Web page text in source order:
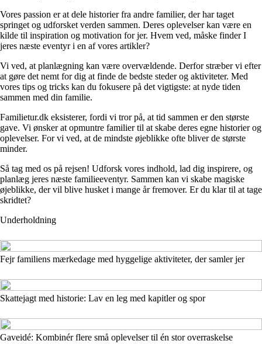
Vores passion er at dele historier fra andre familier, der har taget
springet og udforsket verden sammen. Deres oplevelser kan være en
kilde til inspiration og motivation for jer. Hvem ved, måske finder I
jeres næste eventyr i en af vores artikler?
Vi ved, at planlægning kan være overvældende. Derfor stræber vi efter
at gøre det nemt for dig at finde de bedste steder og aktiviteter. Med
vores tips og tricks kan du fokusere på det vigtigste: at nyde tiden
sammen med din familie.
Familietur.dk eksisterer, fordi vi tror på, at tid sammen er den største
gave. Vi ønsker at opmuntre familier til at skabe deres egne historier og
oplevelser. For vi ved, at de mindste øjeblikke ofte bliver de største
minder.
Så tag med os på rejsen! Udforsk vores indhold, lad dig inspirere, og
planlæg jeres næste familieeventyr. Sammen kan vi skabe magiske
øjeblikke, der vil blive husket i mange år fremover. Er du klar til at tage
skridtet?
Underholdning
Fejr familiens mærkedage med hyggelige aktiviteter, der samler jer
Skattejagt med historie: Lav en leg med kapitler og spor
Gaveidé: Kombinér flere små oplevelser til én stor overraskelse